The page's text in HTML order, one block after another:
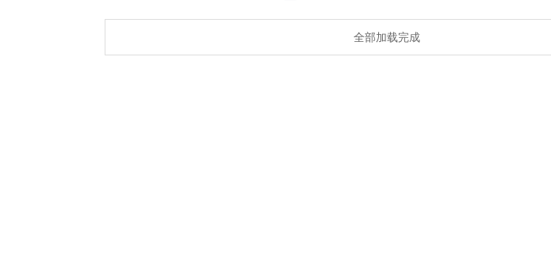
全部加载完成